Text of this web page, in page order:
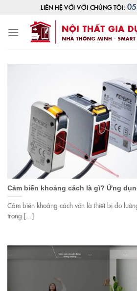
content
LIÊN HỆ VỚI VỚI CHÚNG TÔI:
Cảm biến khoảng cách là gì? Ứng
Cảm biến khoảng cách vốn là thiết bị đo
trong [...]